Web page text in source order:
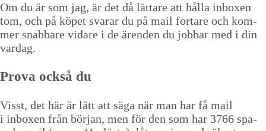
Om du är som jag, är det då lättare att hål­la inbox­en
tom, och på köpet svarar du på mail fort­are och kom­
mer snab­bare vidare i de ären­den du job­bar med i din
vardag.
Pro­va ock­så du
Visst, det här är lätt att säga när man har få mail
i inbox­en från bör­jan, men för den som har 3766 spa­